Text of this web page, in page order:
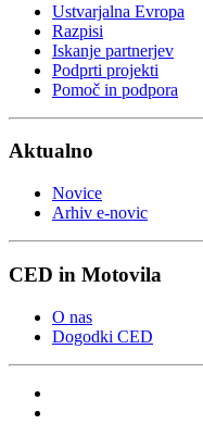
Ustvarjalna Evropa
Razpisi
Iskanje partnerjev
Podprti projekti
Pomoč in podpora
Aktualno
Novice
Arhiv e-novic
CED in Motovila
O nas
Dogodki CED